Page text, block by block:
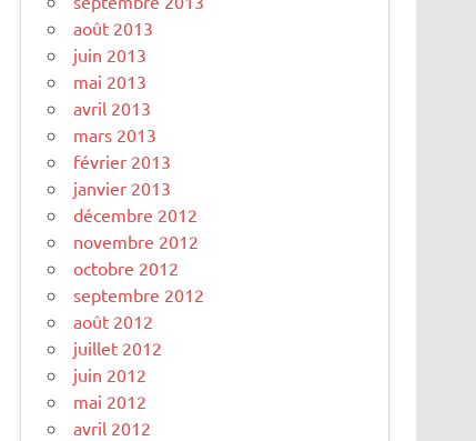
août 2013
juin 2013
mai 2013
avril 2013
mars 2013
février 2013
janvier 2013
décembre 2012
novembre 2012
octobre 2012
septembre 2012
août 2012
juillet 2012
juin 2012
mai 2012
avril 2012